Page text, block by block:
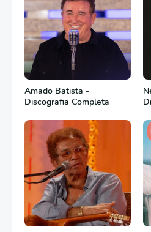
Amado Batista -
Discografia Completa